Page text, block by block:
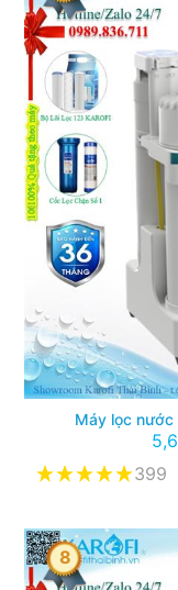
Máy lọc nước
399
8